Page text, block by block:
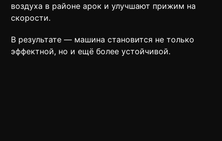
воздуха в районе арок и улучшают прижим на
скорости.
В результате — машина становится не только
эффектной, но и ещё более устойчивой.